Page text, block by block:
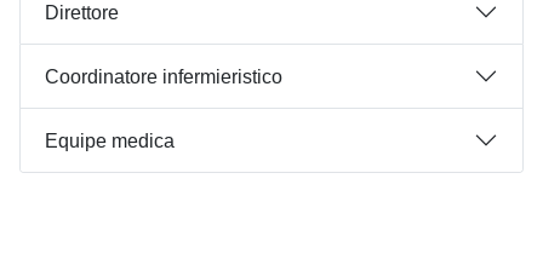
Direttore
Coordinatore infermieristico
Equipe medica